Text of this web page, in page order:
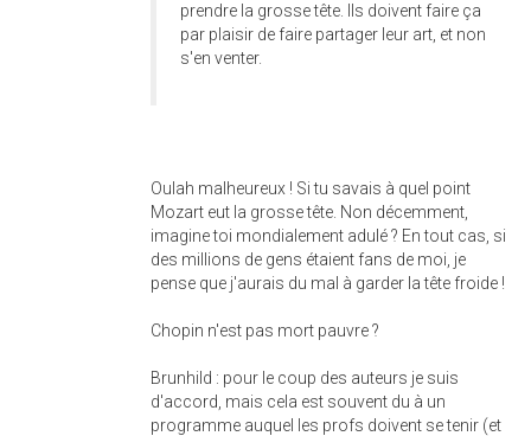
prendre la grosse tête. Ils doivent faire ça
par plaisir de faire partager leur art, et non
s'en venter.
Oulah malheureux ! Si tu savais à quel point
Mozart eut la grosse tête. Non décemment,
imagine toi mondialement adulé ? En tout cas, si
des millions de gens étaient fans de moi, je
pense que j'aurais du mal à garder la tête froide !
Chopin n'est pas mort pauvre ?
Brunhild : pour le coup des auteurs je suis
d'accord, mais cela est souvent du à un
programme auquel les profs doivent se tenir (et